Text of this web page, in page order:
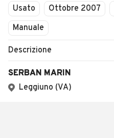
Usato Ottobre 2007
Manuale
Descrizione
SERBAN MARIN
Leggiuno (VA)